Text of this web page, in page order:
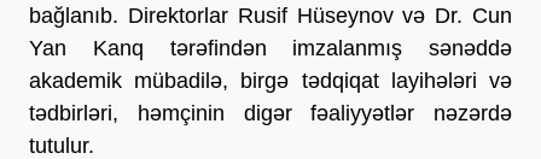
bağlanıb. Direktorlar Rusif Hüseynov və Dr. Cun
Yan Kanq tərəfindən imzalanmış sənəddə
akademik mübadilə, birgə tədqiqat layihələri və
tədbirləri, həmçinin digər fəaliyyətlər nəzərdə
tutulur.